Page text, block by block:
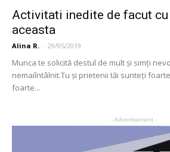
Activitati inedite de facut
aceasta
Alina R. - 29/05/2019
Munca te solicită destul de mult și simți
nemaiîntâlnit.Tu și prietenii tăi sunteți
foarte...
- Advertisement -